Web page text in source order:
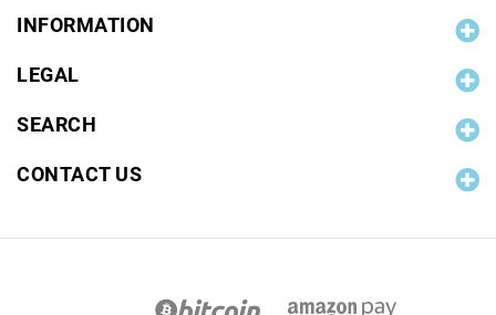
INFORMATION
LEGAL
SEARCH
CONTACT US